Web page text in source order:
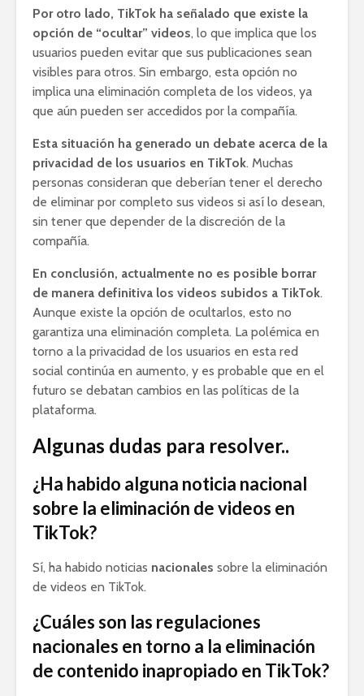
Por otro lado, TikTok ha señalado que existe la
opción de “ocultar” videos, lo que implica que los
usuarios pueden evitar que sus publicaciones sean
visibles para otros. Sin embargo, esta opción no
implica una eliminación completa de los videos, ya
que aún pueden ser accedidos por la compañía.
Esta situación ha generado un debate acerca de la
privacidad de los usuarios en TikTok. Muchas
personas consideran que deberían tener el derecho
de eliminar por completo sus videos si así lo desean,
sin tener que depender de la discreción de la
compañía.
En conclusión, actualmente no es posible borrar
de manera definitiva los videos subidos a TikTok.
Aunque existe la opción de ocultarlos, esto no
garantiza una eliminación completa. La polémica en
torno a la privacidad de los usuarios en esta red
social continúa en aumento, y es probable que en el
futuro se debatan cambios en las políticas de la
plataforma.
Algunas dudas para resolver..
¿Ha habido alguna noticia nacional
sobre la eliminación de videos en
TikTok?
Sí, ha habido noticias nacionales sobre la eliminación
de videos en TikTok.
¿Cuáles son las regulaciones
nacionales en torno a la eliminación
de contenido inapropiado en TikTok?